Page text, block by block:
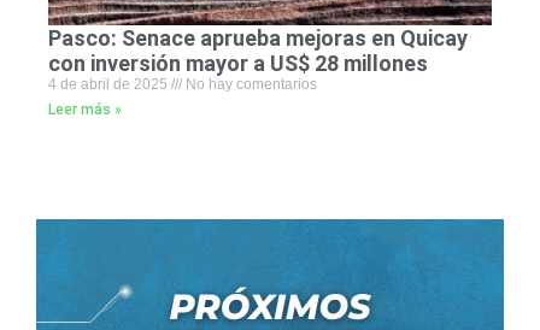
Pasco: Senace aprueba mejoras en Quicay
con inversión mayor a US$ 28 millones
4 de abril de 2025
No hay comentarios
Leer más »